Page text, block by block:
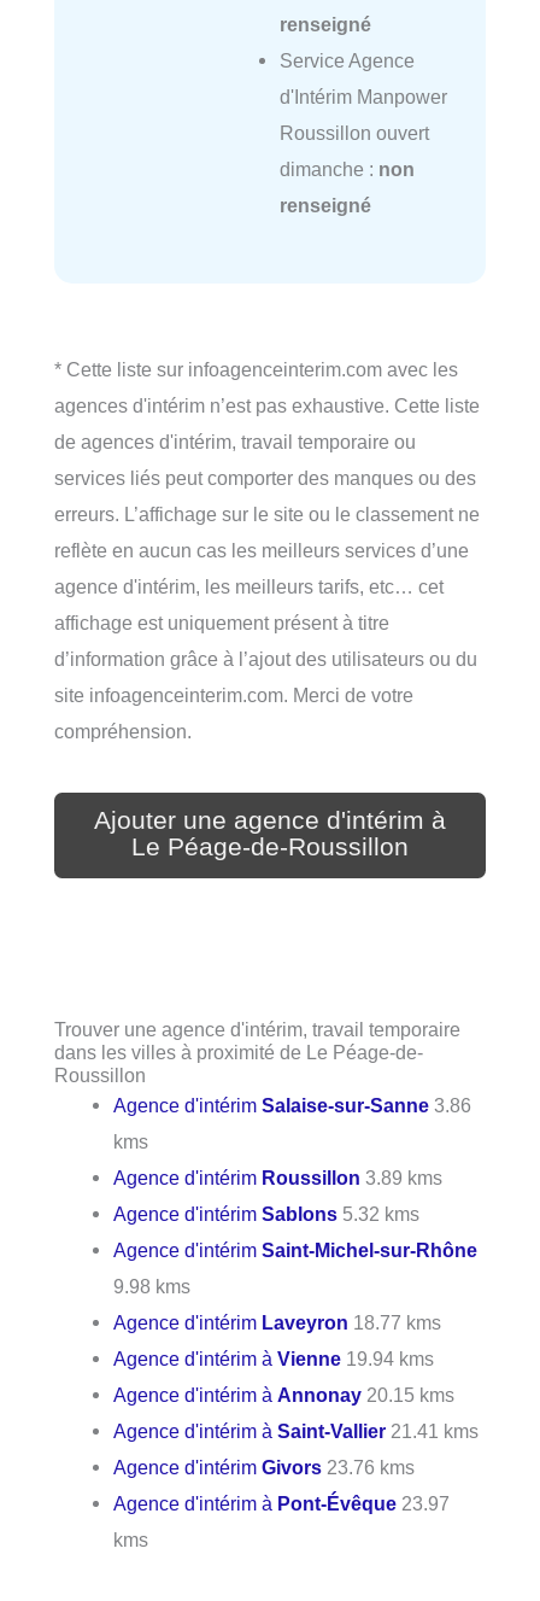
renseigné
Service Agence
d'Intérim Manpower
Roussillon ouvert
dimanche : non
renseigné
* Cette liste sur infoagenceinterim.com avec les
agences d'intérim n’est pas exhaustive. Cette liste
de agences d'intérim, travail temporaire ou
services liés peut comporter des manques ou des
erreurs. L’affichage sur le site ou le classement ne
reflète en aucun cas les meilleurs services d’une
agence d'intérim, les meilleurs tarifs, etc… cet
affichage est uniquement présent à titre
d’information grâce à l’ajout des utilisateurs ou du
site infoagenceinterim.com. Merci de votre
compréhension.
Ajouter une agence d'intérim à
Le Péage-de-Roussillon
Trouver une agence d'intérim, travail temporaire
dans les villes à proximité de Le Péage-de-
Roussillon
Agence d'intérimSalaise-sur-Sanne 3.86
kms
Agence d'intérim Roussillon 3.89 kms
Agence d'intérimSablons 5.32 kms
Agence d'intérimSaint-Michel-sur-Rhône
9.98 kms
Agence d'intérim Laveyron 18.77 kms
Agence d'intérim àVienne 19.94 kms
Agence d'intérim àAnnonay 20.15 kms
Agence d'intérim àSaint-Vallier 21.41 kms
Agence d'intérimGivors 23.76 kms
Agence d'intérim à Pont-Évêque 23.97
kms